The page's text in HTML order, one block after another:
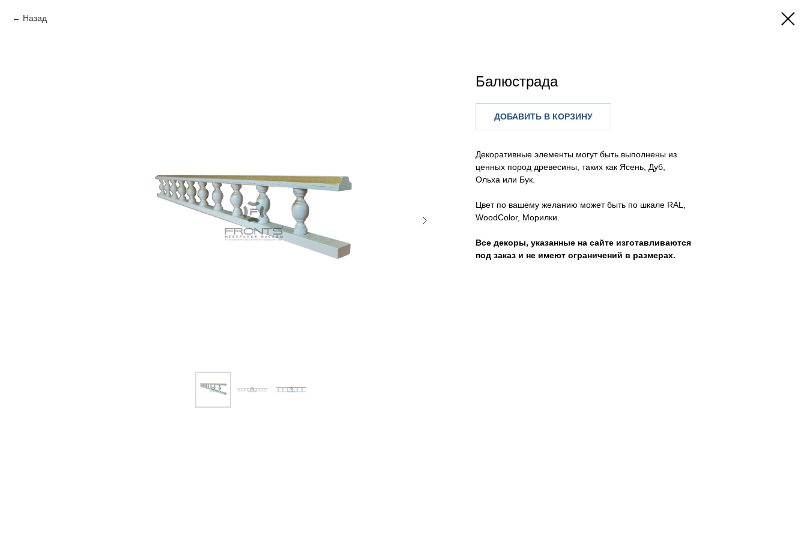
Назад
Балюстрада
ДОБАВИТЬ В КОРЗИНУ
Декоративные элементы могут быть выполнены из
ценных пород древесины, таких как Ясень, Дуб,
Ольха или Бук.
Цвет по вашему желанию может быть по шкале RAL,
WoodColor, Морилки.
Все декоры, указанные на сайте изготавливаются
под заказ и не имеют ограничений в размерах.